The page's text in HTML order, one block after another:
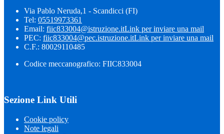
Via Pablo Neruda,1 - Scandicci (FI)
Tel: 05519973361
Email: fiic833004@istruzione.itLink per inviare una mail
PEC: fiic833004@pec.istruzione.itLink per inviare una mail
C.F.: 80029110485
Codice meccanografico: FIIC833004
Sezione Link Utili
Cookie policy
Note legali